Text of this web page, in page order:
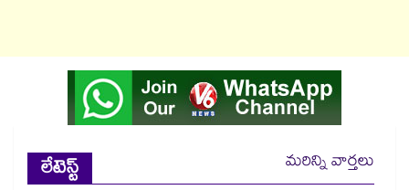
లేటెస్ట్
మరిన్ని వార్తలు